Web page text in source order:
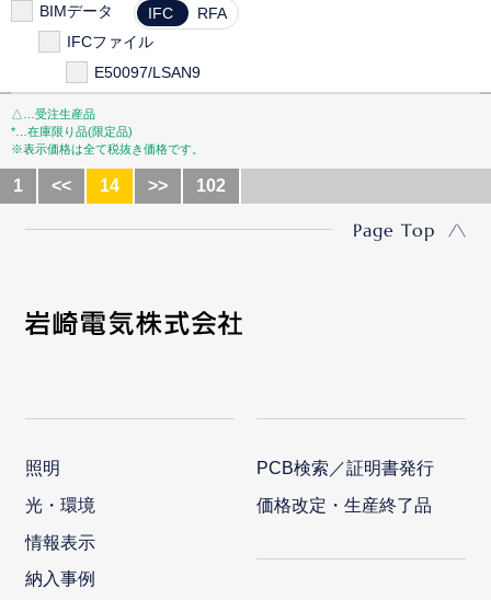
BIMデータ IFC
RFA
IFCファイル
E50097/LSAN9
△…受注生産品
*…在庫限り品(限定品)
※表示価格は全て税抜き価格です。
1 << 14 >> 102
Page Top
照明
光・環境
情報表示
納入事例
PCB検索／証明書発行
価格改定・生産終了品